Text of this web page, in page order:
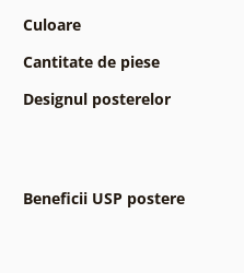
Culoare
Cantitate de piese
Designul posterelor
Beneficii USP postere